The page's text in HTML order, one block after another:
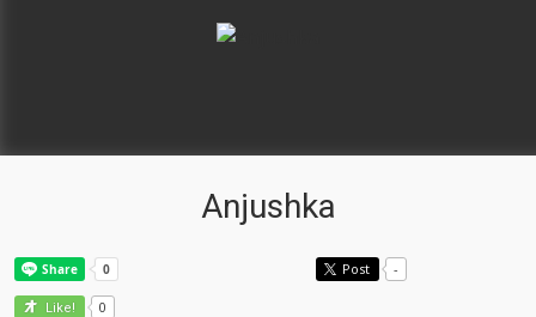
Anjushka
Post -
Like! 0